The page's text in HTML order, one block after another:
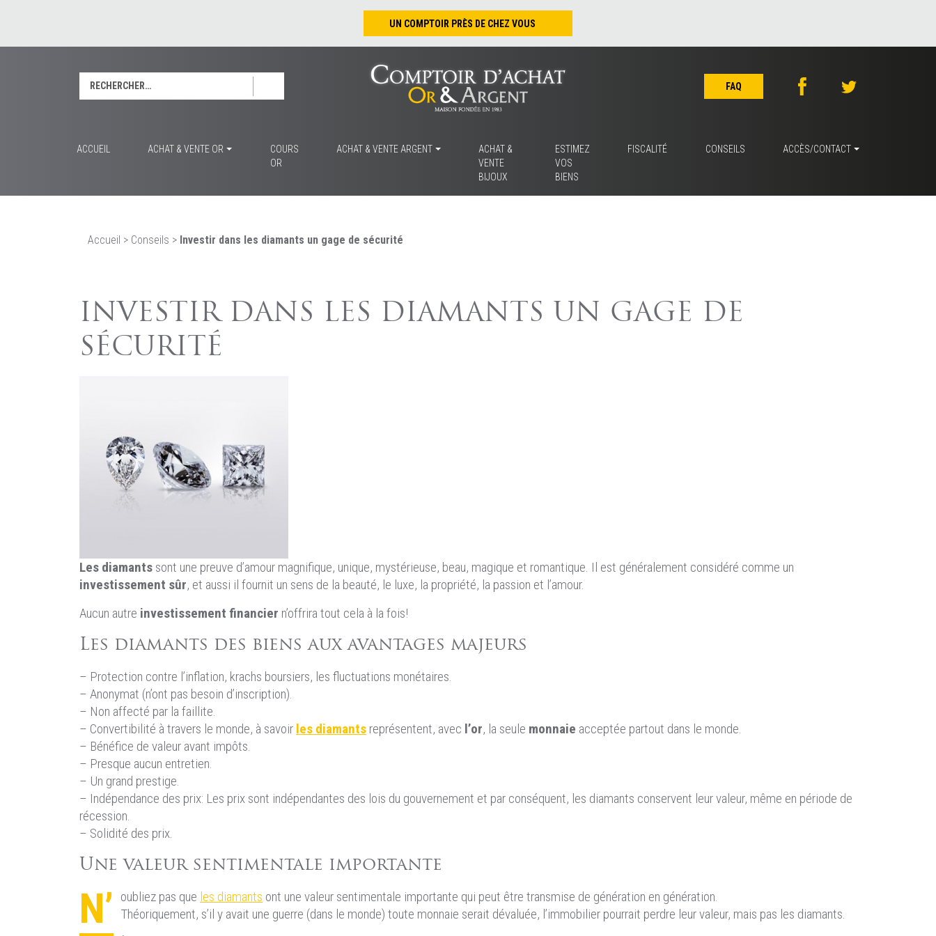
UN COMPTOIR PRÈS DE CHEZ VOUS
Nantes – Jean-Jacques Rousseau
Nantes – Saint-Pierre
Les Sables-d’Olonne
La Rochelle
La Roche/Yon
Rennes
Rechercher : FAQ
ACCUEIL ACHAT & VENTE OR
COURS
OR
ACHAT & VENTE ARGENT
ACHAT &
VENTE
BIJOUX
ESTIMEZ
VOS
BIENS
FISCALITÉ CONSEILS ACCÈS/CONTACT
Accueil > Conseils > Investir dans les diamants un gage de sécurité
INVESTIR DANS LES DIAMANTS UN GAGE DE
SÉCURITÉ
Les diamants sont une preuve d’amour magnifique, unique, mystérieuse, beau, magique et romantique. Il est généralement considéré comme un
investissement sûr, et aussi il fournit un sens de la beauté, le luxe, la propriété, la passion et l’amour.
Aucun autre investissement financier n’offrira tout cela à la fois!
Les diamants des biens aux avantages majeurs
– Protection contre l’inflation, krachs boursiers, les fluctuations monétaires.
– Anonymat (n’ont pas besoin d’inscription).
– Non affecté par la faillite.
– Convertibilité à travers le monde, à savoir les diamants représentent, avec l’or, la seule monnaie acceptée partout dans le monde.
– Bénéfice de valeur avant impôts.
– Presque aucun entretien.
– Un grand prestige.
– Indépendance des prix: Les prix sont indépendantes des lois du gouvernement et par conséquent, les diamants conservent leur valeur, même en période de
récession.
– Solidité des prix.
Une valeur sentimentale importante
N’ oubliez pas que les diamants ont une valeur sentimentale importante qui peut être transmise de génération en génération.
Théoriquement, s’il y avait une guerre (dans le monde) toute monnaie serait dévaluée, l’immobilier pourrait perdre leur valeur, mais pas les diamants.